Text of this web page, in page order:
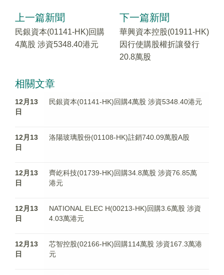
上一篇新聞
民銀資本(01141-HK)回購
4萬股 涉資5348.40港元
下一篇新聞
華興資本控股(01911-HK)
因行使購股權折讓發行
20.8萬股
相關文章
12月13
日
民銀資本(01141-HK)回購4萬股 涉資5348.40港元
12月13
日
洛陽玻璃股份(01108-HK)註銷740.09萬股A股
12月13
日
齊屹科技(01739-HK)回購34.8萬股 涉資76.85萬
港元
12月13
日
NATIONAL ELEC H(00213-HK)回購3.6萬股 涉資
4.03萬港元
12月13
日
芯智控股(02166-HK)回購114萬股 涉資167.3萬港
元